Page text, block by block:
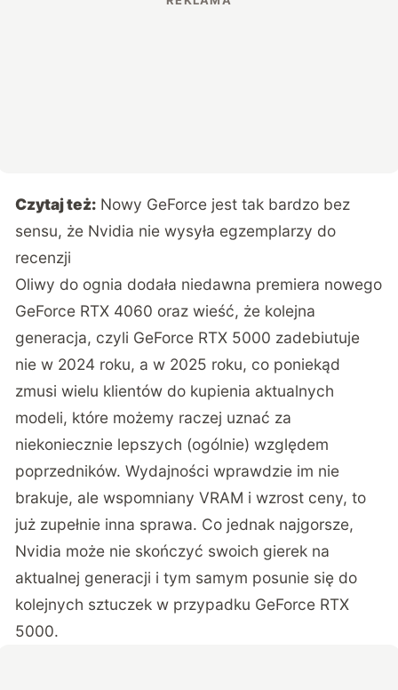
Czytaj też: Nowy GeForce jest tak bardzo bez
sensu, że Nvidia nie wysyła egzemplarzy do
recenzji
Oliwy do ognia dodała niedawna premiera nowego
GeForce RTX 4060 oraz wieść, że kolejna
generacja, czyli GeForce RTX 5000 zadebiutuje
nie w 2024 roku, a w 2025 roku, co poniekąd
zmusi wielu klientów do kupienia aktualnych
modeli, które możemy raczej uznać za
niekoniecznie lepszych (ogólnie) względem
poprzedników. Wydajności wprawdzie im nie
brakuje, ale wspomniany VRAM i wzrost ceny, to
już zupełnie inna sprawa. Co jednak najgorsze,
Nvidia może nie skończyć swoich gierek na
aktualnej generacji i tym samym posunie się do
kolejnych sztuczek w przypadku GeForce RTX
5000.